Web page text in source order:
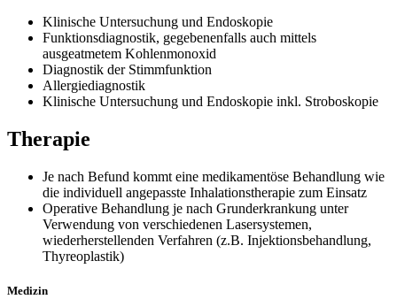
Klinische Untersuchung und Endoskopie
Funktionsdiagnostik, gegebenenfalls auch mittels
ausgeatmetem Kohlenmonoxid
Diagnostik der Stimmfunktion
Allergiediagnostik
Klinische Untersuchung und Endoskopie inkl. Stroboskopie
Therapie
Je nach Befund kommt eine medikamentöse Behandlung wie
die individuell angepasste Inhalationstherapie zum Einsatz
Operative Behandlung je nach Grunderkrankung unter
Verwendung von verschiedenen Lasersystemen,
wiederherstellenden Verfahren (z.B. Injektionsbehandlung,
Thyreoplastik)
Medizin